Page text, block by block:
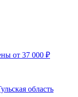
от 37 000 ₽
область